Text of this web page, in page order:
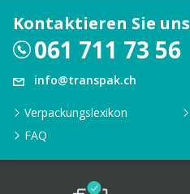
Kontaktieren Sie uns
061 711 73 56
info@transpak.ch
Verpackungslexikon
FAQ